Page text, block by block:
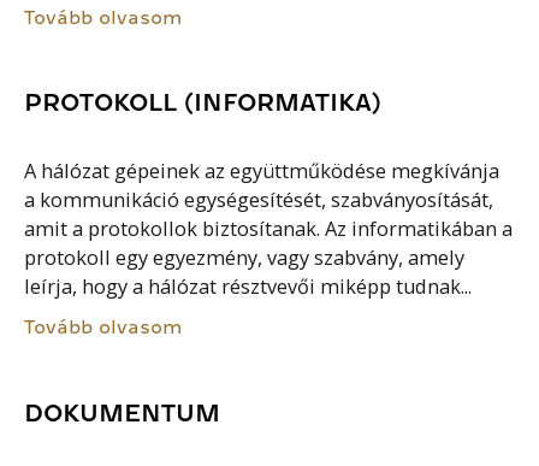
Tovább olvasom
PROTOKOLL (INFORMATIKA)
A hálózat gépeinek az együttműködése megkívánja
a kommunikáció egységesítését, szabványosítását,
amit a protokollok biztosítanak. Az informatikában a
protokoll egy egyezmény, vagy szabvány, amely
leírja, hogy a hálózat résztvevői miképp tudnak...
Tovább olvasom
DOKUMENTUM